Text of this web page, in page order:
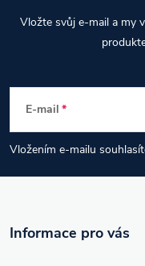
a
í
r
v
y
p
a
t
Vložte svůj e-mail a my
E-mail
Vložením e-mailu
Informace pro vás